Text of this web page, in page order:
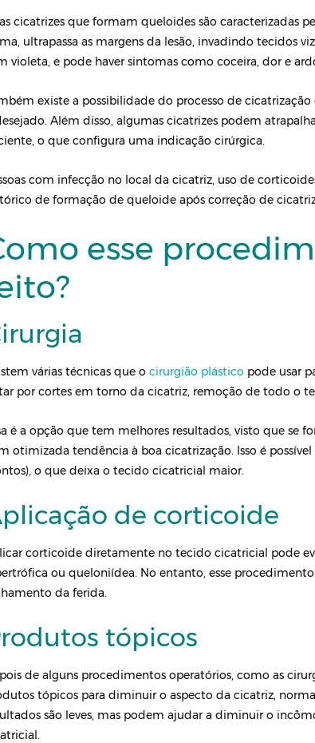
cicatrizes que formam queloides são caracterizadas
ultrapassa as margens da lesão, invadindo tecidos
violeta, e pode haver sintomas como coceira, dor e
existe a possibilidade do processo de
Além disso, algumas cicatrizes podem
o que configura uma indicação cirúrgica.
com infecção no local da cicatriz, uso de
de formação de queloide após correção de
esse
várias técnicas que ocirurgião plástico pode usar
por cortes em torno da cicatriz, remoção de todo o
é a opção que tem melhores resultados, visto que se
otimizada tendência à boa cicatrização. Isso é
o que deixa o tecido cicatricial maior.
de corticoide
corticoide diretamente no tecido cicatricial pode
ou queloniídea. No entanto, esse
da ferida.
tópicos
de alguns procedimentos operatórios, como as
tópicos para diminuir o aspecto da cicatriz,
são leves, mas podem ajudar a diminuir o